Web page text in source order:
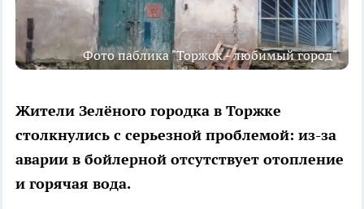
Фото паблика "Торжок - любимый город"
Жители Зелёного городка в Торжке
столкнулись с серьезной проблемой: из-за
аварии в бойлерной отсутствует отопление
и горячая вода.